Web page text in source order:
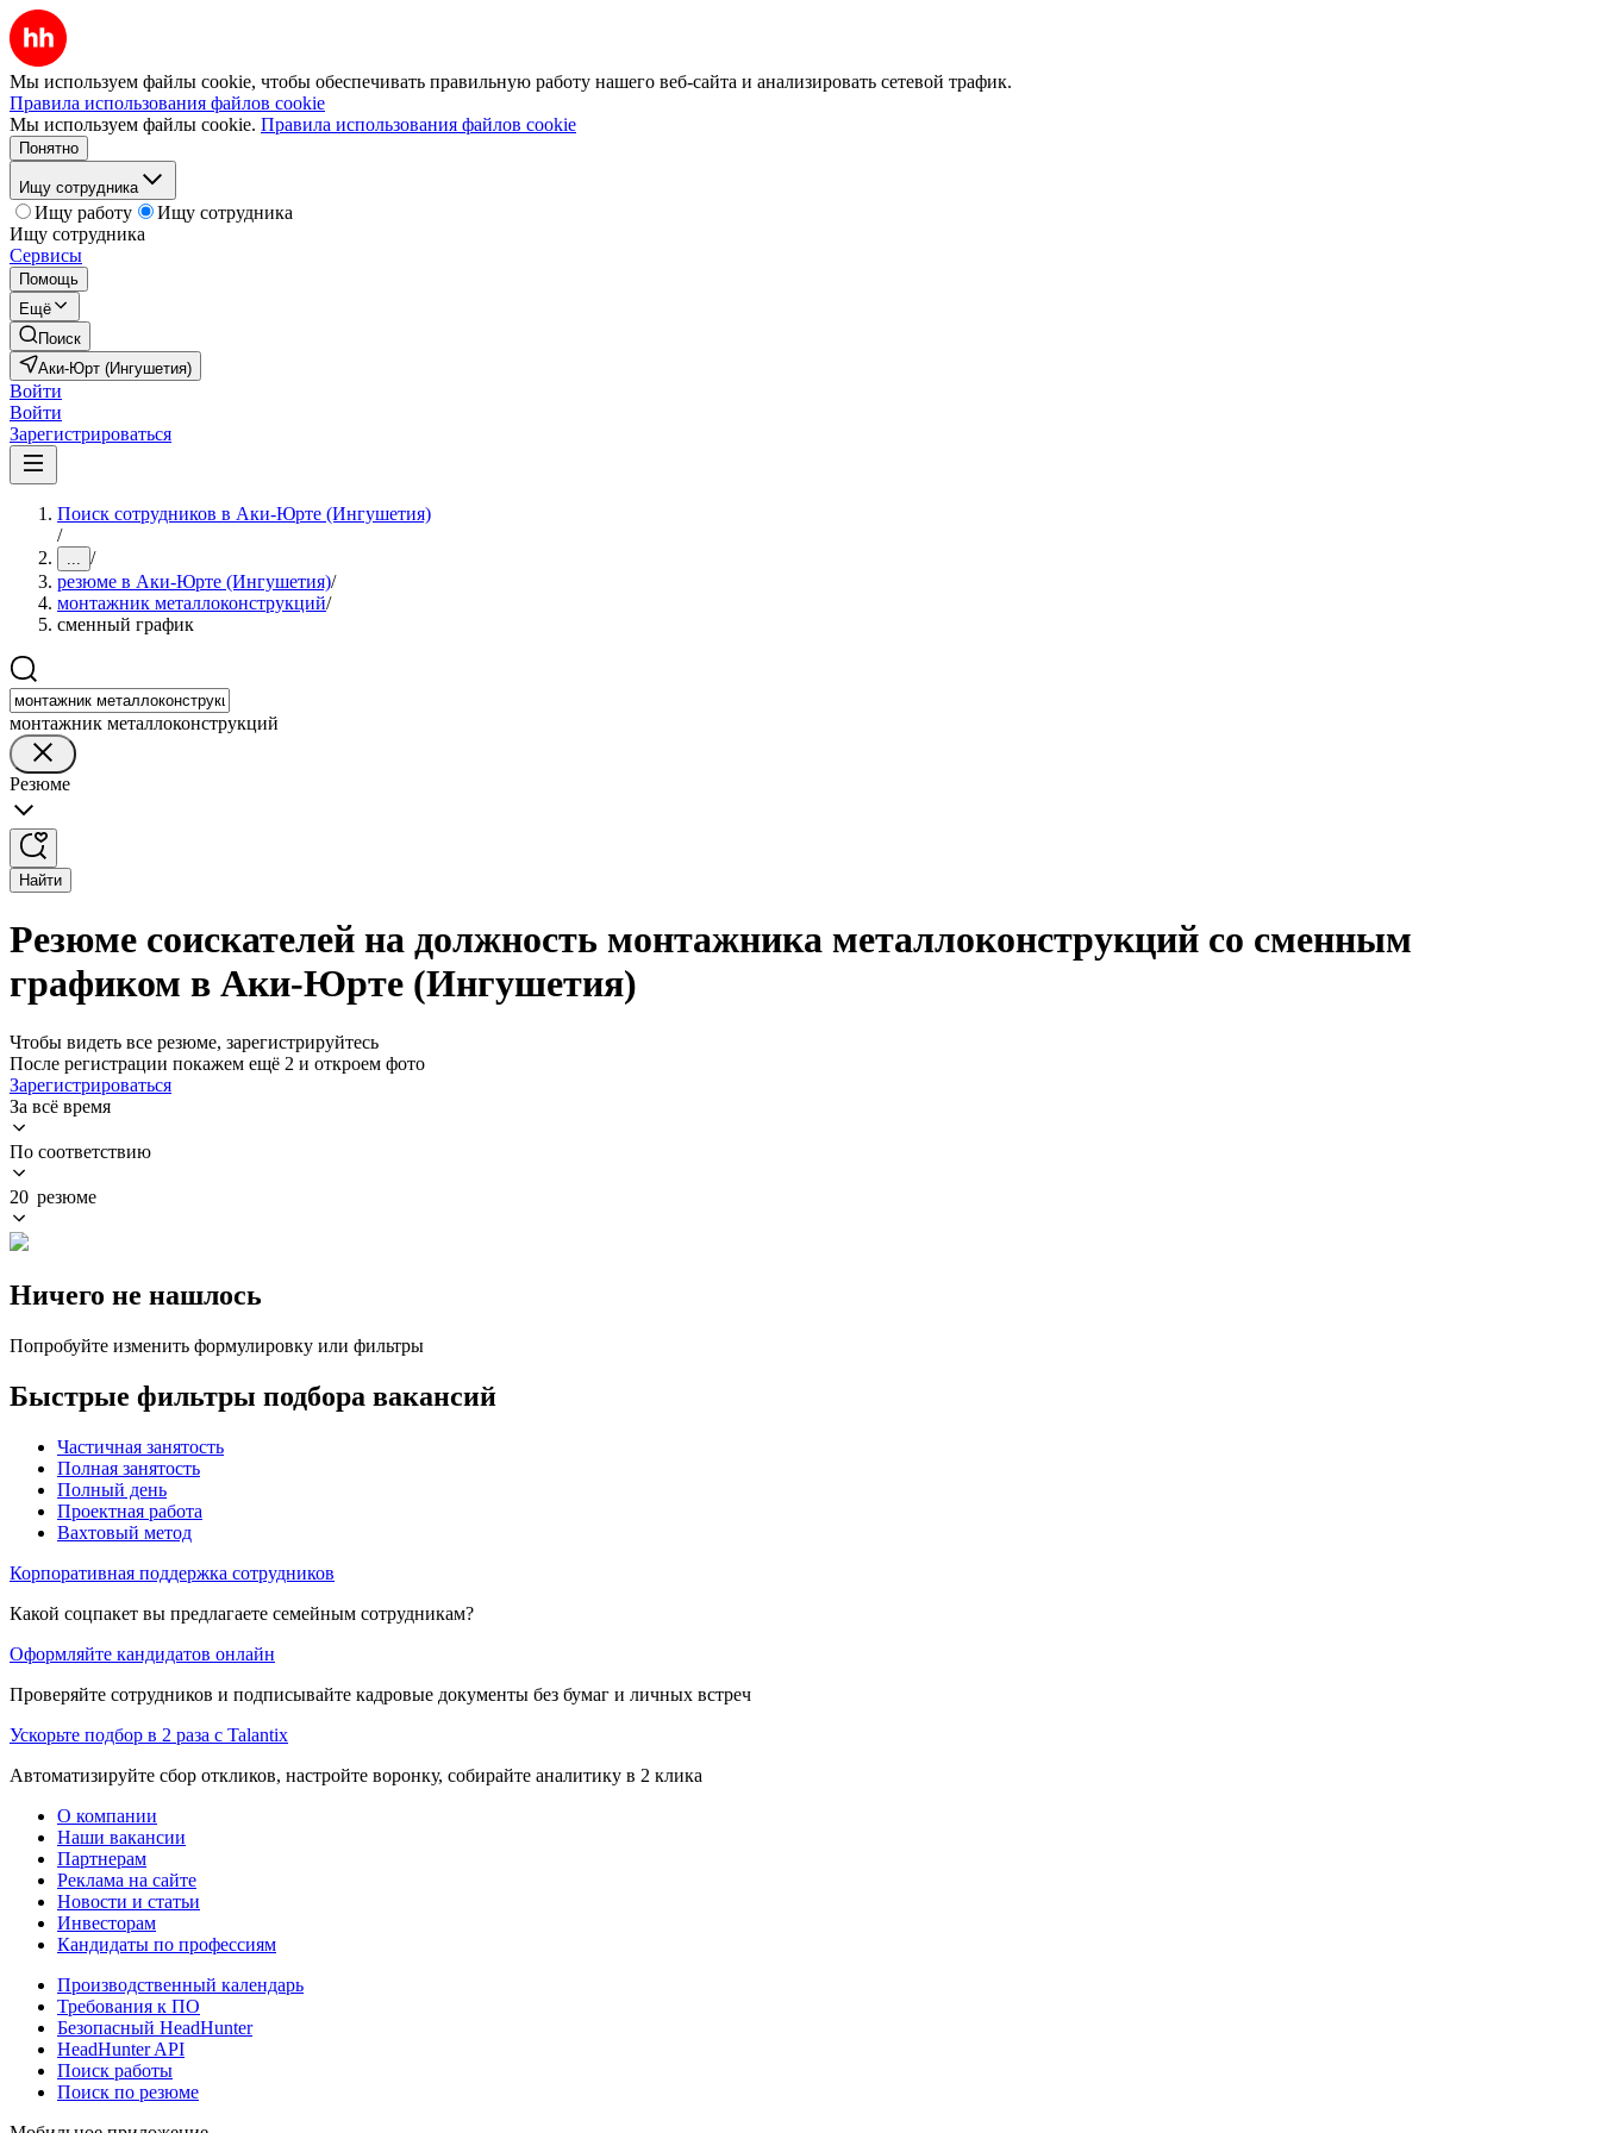
Мы используем файлы cookie, чтобы обеспечивать правильную работу нашего веб-сайта и анализировать сетевой трафик.
Правила использования файлов cookie
Мы используем файлы cookie. Правила использования файлов cookie
Понятно
Ищу сотрудника
Ищу работу
Ищу сотрудника
Ищу сотрудника
Сервисы
Помощь
Ещё
Поиск
Аки-Юрт (Ингушетия)
Войти
Войти
Зарегистрироваться
Поиск сотрудников в Аки-Юрте (Ингушетия)
/
... /
резюме в Аки-Юрте (Ингушетия)/
монтажник металлоконструкций/
сменный график
монтажник металлоконструкций
Резюме
Найти
Резюме соискателей на должность монтажника металлоконструкций со сменным
графиком в Аки-Юрте (Ингушетия)
Чтобы видеть все резюме, зарегистрируйтесь
После регистрации покажем ещё 2 и откроем фото
Зарегистрироваться
За всё время
По соответствию
20 резюме
Ничего не нашлось
Попробуйте изменить формулировку или фильтры
Быстрые фильтры подбора вакансий
Частичная занятость
Полная занятость
Полный день
Проектная работа
Вахтовый метод
Корпоративная поддержка сотрудников
Какой соцпакет вы предлагаете семейным сотрудникам?
Оформляйте кандидатов онлайн
Проверяйте сотрудников и подписывайте кадровые документы без бумаг и личных встреч
Ускорьте подбор в 2 раза с Talantix
Автоматизируйте сбор откликов, настройте воронку, собирайте аналитику в 2 клика
О компании
Наши вакансии
Партнерам
Реклама на сайте
Новости и статьи
Инвесторам
Кандидаты по профессиям
Производственный календарь
Требования к ПО
Безопасный HeadHunter
HeadHunter API
Поиск работы
Поиск по резюме